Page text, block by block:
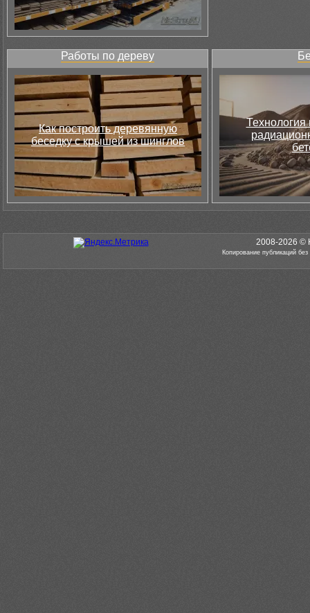
Работы по дереву
Как построить деревянную
беседку с крышей из шинглов
Технология
2008-2026 ©
Копирование публикаций